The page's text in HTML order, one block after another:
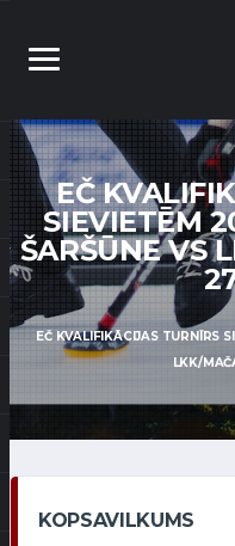
EČ
SIEVIETĒM
ŠARŠŪNE VS
EČ KVALIFIKĀCIJAS TURNĪRS
LKK/
KOPSAVILKUMS